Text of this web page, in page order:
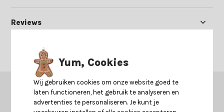
Reviews
GERELATEERDE PRODUCTEN
Misschien is dit ook iets voor je?
Yum, Cookies
Wij gebruiken cookies om onze website goed te
laten functioneren, het gebruik te analyseren en
advertenties te personaliseren. Je kunt je